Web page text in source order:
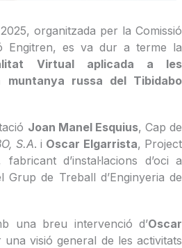
organitzada per la Comissió
Engitren, es va dur a terme la
Virtual aplicada a les
muntanya russa del Tibidabo
Joan Manel Esquius, Cap de
S.A. i Oscar Elgarrista, Project
fabricant d’instal·lacions d’oci a
Grup de Treball d’Enginyeria de
una breu intervenció d’Oscar
visió general de les activitats